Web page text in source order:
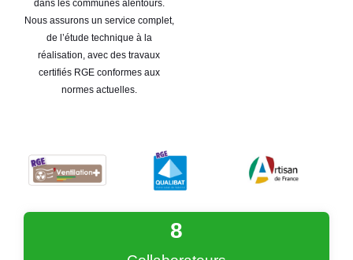
dans les communes alentours.
Nous assurons un service complet,
de l’étude technique à la
réalisation, avec des travaux
certifiés RGE conformes aux
normes actuelles.
9